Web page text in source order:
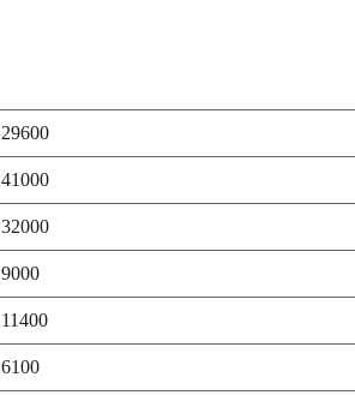
29600
41000
32000
9000
11400
6100